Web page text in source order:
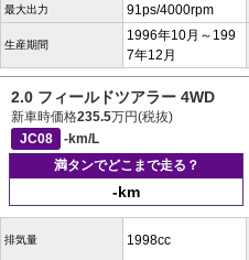
最大出力 91ps/4000rpm
生産期間
1996年10月～199
7年12月
2.0 フィールドツアラー 4WD
新車時価格235.5万円(税抜)
JC08
-km/L
満タンでどこまで走る？
-km
排気量 1998cc